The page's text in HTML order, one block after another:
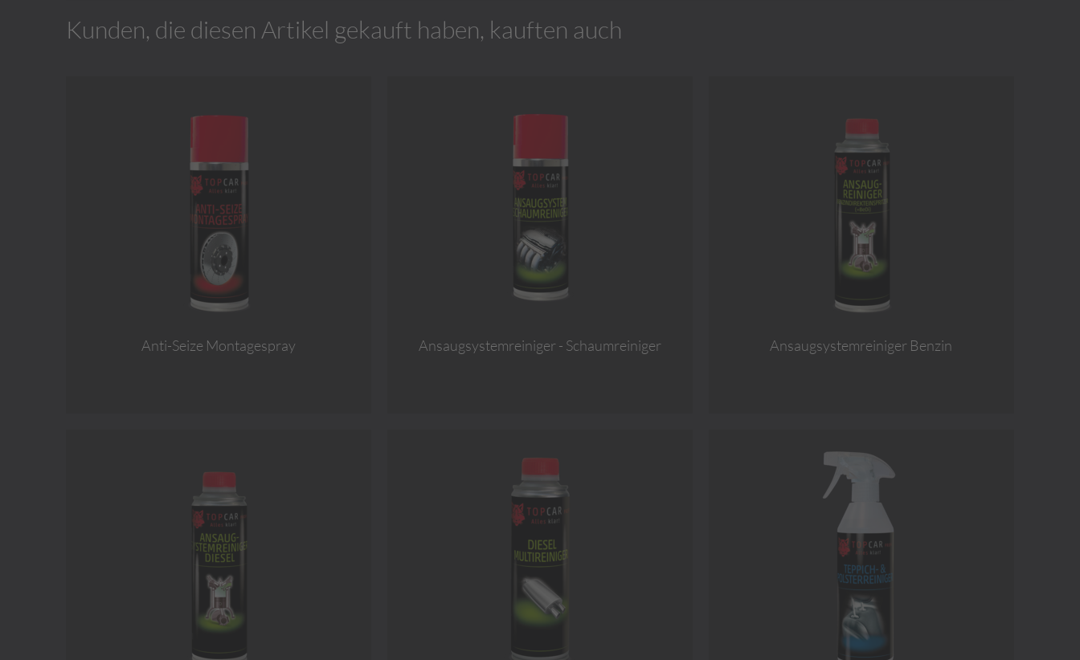
Kunden, die diesen Artikel gekauft haben, kauften auch
Anti-Seize Montagespray Ansaugsystemreiniger - Schaumreiniger Ansaugsystemreiniger Benzin